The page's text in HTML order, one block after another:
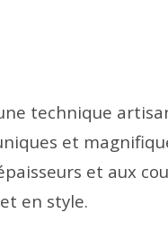
technique
et
et aux
en style.